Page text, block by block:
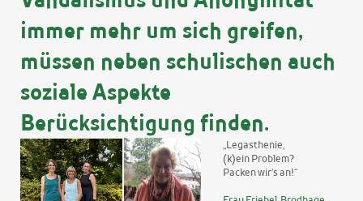
immer mehr um sich greifen,
müssen neben schulischen auch
soziale Aspekte
Berücksichtigung finden.
„Legasthenie,
(k)ein Problem?
Packen wir’s an!“